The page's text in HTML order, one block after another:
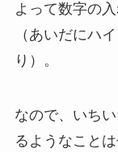
よって数字の
（あいだにハ
り）。
なので、いち
るようなこと